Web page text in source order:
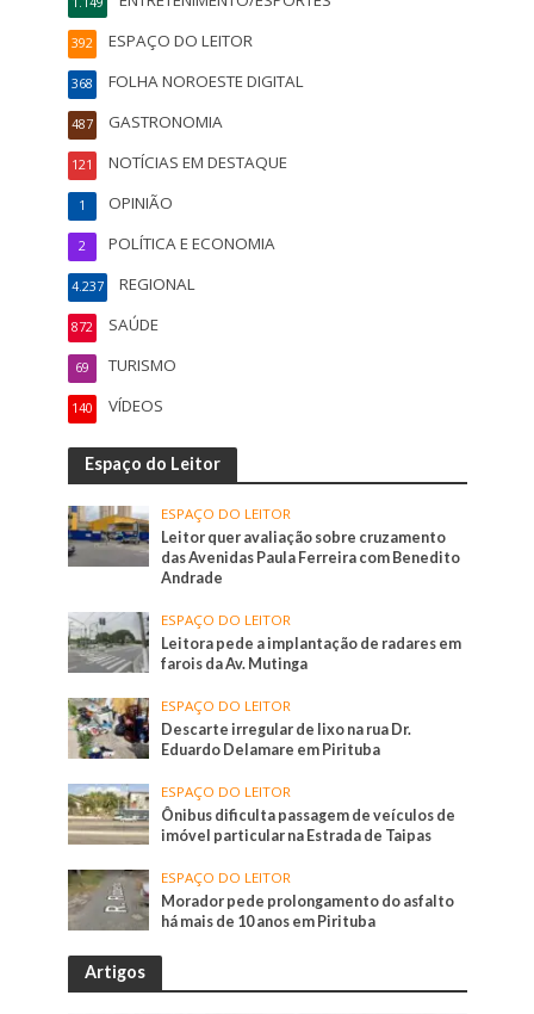
ESPAÇO DO LEITOR
392
FOLHA NOROESTE DIGITAL
368
GASTRONOMIA
487
NOTÍCIAS EM DESTAQUE
121
OPINIÃO
1
POLÍTICA E ECONOMIA
2
REGIONAL
4.237
SAÚDE
872
TURISMO
69
VÍDEOS
140
Espaço do Leitor
ESPAÇO DO LEITOR
Leitor quer avaliação sobre cruzamento
das Avenidas Paula Ferreira com Benedito
Andrade
ESPAÇO DO LEITOR
Leitora pede a implantação de radares em
farois da Av. Mutinga
ESPAÇO DO LEITOR
Descarte irregular de lixo na rua Dr.
Eduardo Delamare em Pirituba
ESPAÇO DO LEITOR
Ônibus dificulta passagem de veículos de
imóvel particular na Estrada de Taipas
ESPAÇO DO LEITOR
Morador pede prolongamento do asfalto
há mais de 10 anos em Pirituba
Artigos